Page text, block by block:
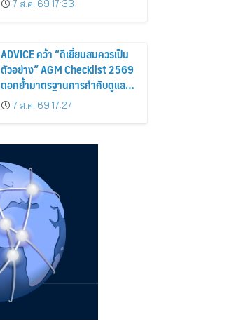
บาล โปร่งใส สร้างความเชื่อมั่นผู้
7 ส.ค. 69 17:33
ADVICE คว้า “ดีเยี่ยมสมควรเป็น
ตัวอย่าง” AGM Checklist 2569
ตอกย้ำมาตรฐานการกำกับดูแล
กิจการที่ดี
7 ส.ค. 69 17:27